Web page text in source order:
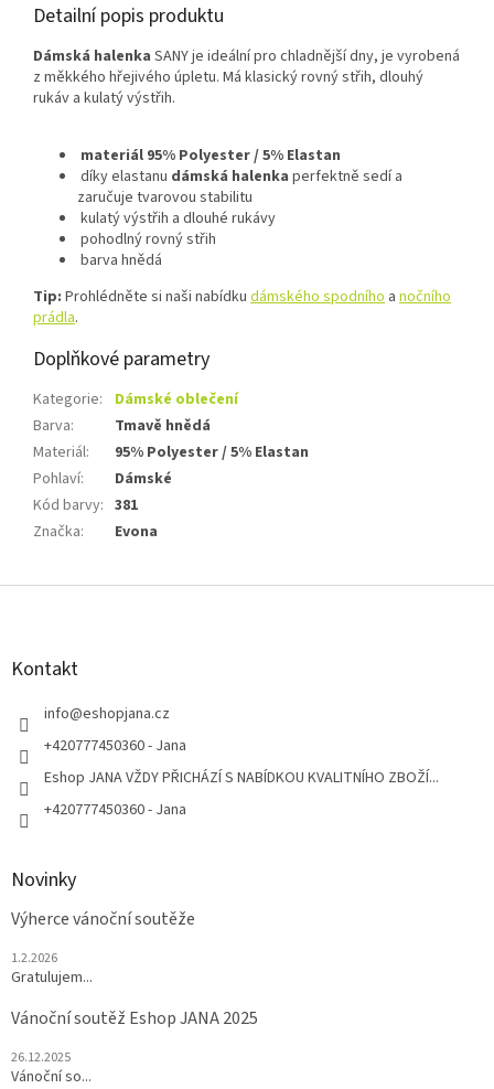
Detailní popis produktu
Dámská halenka SANY je ideální pro chladnější dny, je vyrobená
z měkkého hřejivého úpletu. Má klasický rovný střih, dlouhý
rukáv a kulatý výstřih.
materiál 95% Polyester / 5% Elastan
díky elastanu dámská halenka perfektně sedí a
zaručuje tvarovou stabilitu
kulatý výstřih a dlouhé rukávy
pohodlný rovný střih
barva hnědá
Tip: Prohlédněte si naši nabídku dámského spodního a nočního
prádla.
Doplňkové parametry
Kategorie:
Dámské oblečení
Barva:
Tmavě hnědá
Materiál:
95% Polyester / 5% Elastan
Pohlaví:
Dámské
Kód barvy: 381
Značka: Evona
Z
Kontakt
info@eshopjana.cz
+420777450360 - Jana
Eshop JANA VŽDY PŘICHÁZÍ S NABÍDKOU KVALITNÍHO ZBOŽÍ...
+420777450360 - Jana
Novinky
Výherce vánoční soutěže
1.2.2026
Gratulujem...
Vánoční soutěž Eshop JANA 2025
26.12.2025
Vánoční so...